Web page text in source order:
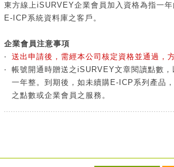
東方線上iSURVEY企業會員加入資格為指一
E-ICP系統資料庫之客戶。
企業會員注意事項
‧
送出申請後，需經本公司核定資格並通過，
‧
帳號開通時贈送之iSURVEY文章閱讀點數
一年整。到期後，如未續購E-ICP系列產品
之點數或企業會員之服務。